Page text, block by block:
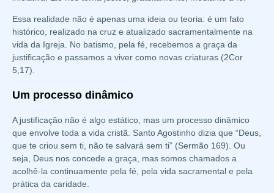
Essa realidade não é apenas uma ideia ou teoria: é um fato
histórico, realizado na cruz e atualizado sacramentalmente na
vida da Igreja. No batismo, pela fé, recebemos a graça da
justificação e passamos a viver como novas criaturas (2Cor
5,17).
Um processo dinâmico
A justificação não é algo estático, mas um processo dinâmico
que envolve toda a vida cristã. Santo Agostinho dizia que “Deus,
que te criou sem ti, não te salvará sem ti” (Sermão 169). Ou
seja, Deus nos concede a graça, mas somos chamados a
acolhê-la continuamente pela fé, pela vida sacramental e pela
prática da caridade.